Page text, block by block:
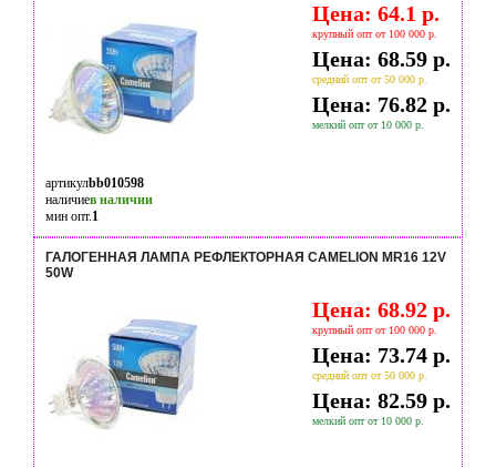
Цена: 64.1 р.
крупный опт от 100 000 р.
Цена: 68.59 р.
средний опт от 50 000 р.
Цена: 76.82 р.
мелкий опт от 10 000 р.
артикулbb010598
наличиев наличии
мин опт.1
ГАЛОГЕННАЯ ЛАМПА РЕФЛЕКТОРНАЯ CAMELION MR16 12V
50W
Цена: 68.92 р.
крупный опт от 100 000 р.
Цена: 73.74 р.
средний опт от 50 000 р.
Цена: 82.59 р.
мелкий опт от 10 000 р.